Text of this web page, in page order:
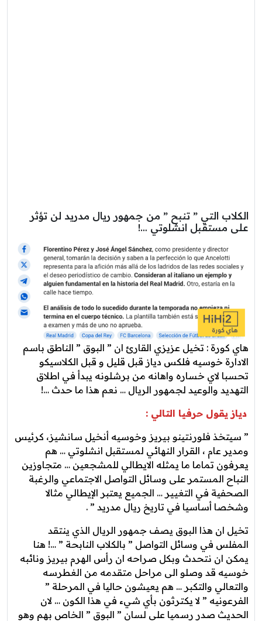
الكلاب التي ” تنبح ” من جمهور ريال مدريد لن تؤثر
على مستقبل انشلوتي …!
هاي كورة : تخيل عزيزي القارئ ان ” البوق ” الناطق باسم
الادارة خوسيه فلكس دياز قبل قليل و قبل الكلاسيكو
تحسبا لاي خساره واهانه من برشلونه يبدأ في اطلاق
التهديد والوعيد لجمهور الريال … نعم هذا ما حدث …!
دياز يقول حرفيا التالي :
” سيتخذ فلورنتينو بيريز وخوسيه أنخيل سانشيز، كرئيس
ومدير عام ، القرار النهائي لمستقبل انشلوتي … هم
يعرفون تماما ما يمثله الايطالي للمشجعين … متجاوزين
النباح المستمر على وسائل التواصل الاجتماعي والرغبة
الصحفية في التغيير … الجميع يعتبر الإيطالي مثالا
وشخصا أساسيا في تاريخ ريال مدريد ” .
تخيل ان هذا البوق يصف جمهور الريال الذي ينتقد
المفلس في وسائل التواصل ” بالكلاب النابحة ” …! هنا
يمكن ان نتحدث وبكل صراحه ان رأس الهرم بيريز ونائبه
خوسيه قد وصلو الى مراحل متقدمه من الغطرسه
والتعالي والتكبر … هم يعيشون حاليا في المرحلة ”
الفرعونيه ” لا يكترثون بأي شيء في هذا الكون … لان
الحديث صدر رسميا على لسان ” البوق ” الخاص بهم وهو